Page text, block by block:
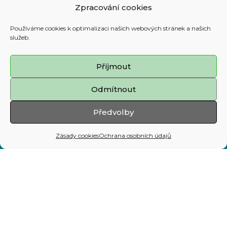
Zpracování cookies
Používáme cookies k optimalizaci našich webových stránek a našich
služeb.
Příjmout
Odmítnout
Předvolby
Zásady cookiesOchrana osobních údajů
Prokešovo nám. 8, 729 30 Ostrava
Telefon:
map@ostrava.cz